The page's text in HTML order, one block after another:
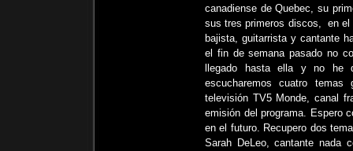
canadiense de Quebec, su
sus tres primeros discos, en el
bajista, guitarrista y cantante
el fin de semana pasado no
llegado hasta ella y no he
escucharemos cuatro
televisión TV5 Monde, canal
emisión del programa. Espero
en el futuro. Recupero dos
Sarah DeLeo, cantante nada